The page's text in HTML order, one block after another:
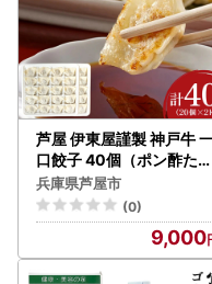
芦屋 伊東屋謹製 神戸牛 一
口餃子 40個（ポン酢たれ
付き）
兵庫県芦屋市
(0)
9,000